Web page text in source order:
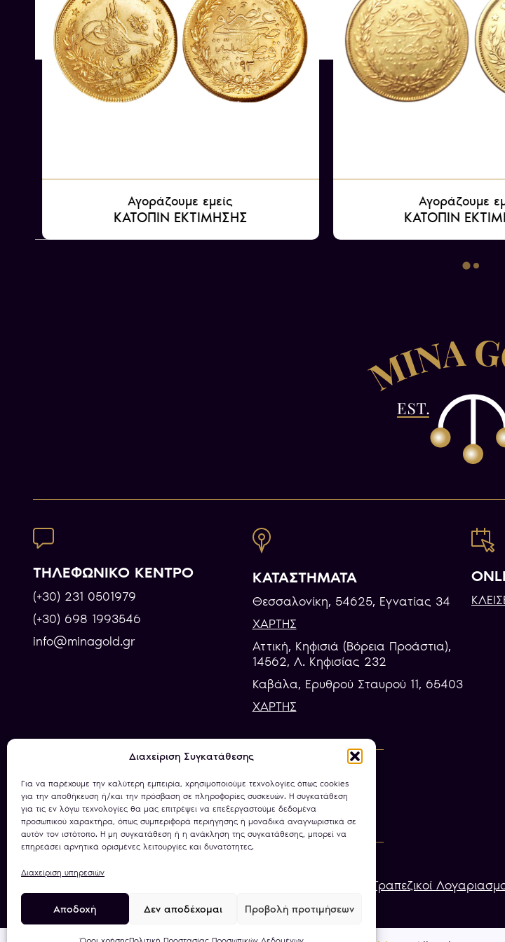
Διαχείριση Συγκατάθεσης
Για να παρέχουμε την καλύτερη εμπειρία, χρησιμοποιούμε τεχνολογίες όπως cookies
για την αποθήκευση ή/και την πρόσβαση σε πληροφορίες συσκευών. Η συγκατάθεση
για τις εν λόγω τεχνολογίες θα μας επιτρέψει να επεξεργαστούμε δεδομένα
προσωπικού χαρακτήρα, όπως συμπεριφορά περιήγησης ή μοναδικά αναγνωριστικά σε
αυτόν τον ιστότοπο. Η μη συγκατάθεση ή η ανάκληση της συγκατάθεσης, μπορεί να
επηρεάσει αρνητικά ορισμένες λειτουργίες και δυνατότητες.
Διαχείριση υπηρεσιών
Αποδοχή Δεν αποδέχομαι Προβολή προτιμήσεων
Αγοράζουμε εμείς
ΚΑΤΟΠΙΝ ΕΚΤΙΜΗΣΗΣ
Αγοράζουμε εμείς
ΚΑΤΟΠΙΝ
Αγοράζουμε εμείς
ΚΑΤΟΠΙΝ ΕΚΤΙΜΗΣΗΣ
Αγοράζουμε
ΚΑΤΟΠΙΝ
ΤΗΛΕΦΩΝΙΚΟ ΚΕΝΤΡΟ
(+30) 231 0501979
(+30) 698 1993546
info@minagold.gr
ΚΑΤΑΣΤΗΜΑΤΑ
Θεσσαλονίκη, 54625, Εγνατίας 34
ΧΑΡΤΗΣ
Αττική, Κηφισιά (Βόρεια Προάστια),
14562, Λ. Κηφισίας 232
Καβάλα, Eρυθρού Σταυρού 11, 65403
ΧΑΡΤΗΣ
27972699466/2023
Τραπεζικοί